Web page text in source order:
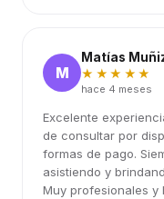
M
Matías
★★★★★
hace 4 meses
Excelente
de consultar por
formas de pago.
asistiendo y
Muy profesionales y